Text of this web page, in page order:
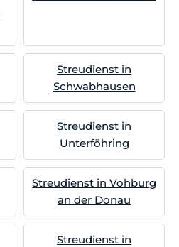
Streudienst in
Schwabhausen
Streudienst in
Unterföhring
Streudienst in Vohburg
an der Donau
Streudienst in